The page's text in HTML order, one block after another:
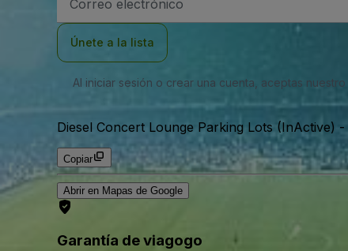
de
Únete a la lista
Al iniciar sesión o crear una cuenta, aceptas nuestro
Diesel Concert Lounge Parking Lots (InActive) -
Copiar
Abrir en Mapas de Google
Garantía de viagogo